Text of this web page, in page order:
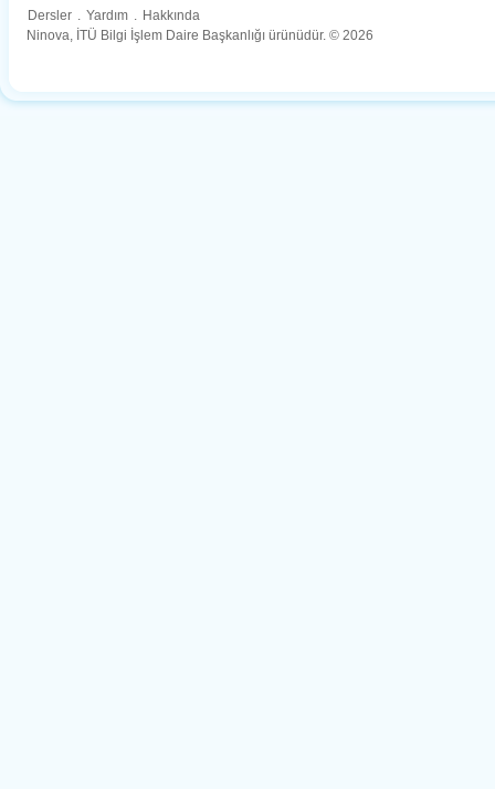
Dersler . Yardım . Hakkında
Ninova, İTÜ Bilgi İşlem Daire Başkanlığı ürünüdür. © 2026